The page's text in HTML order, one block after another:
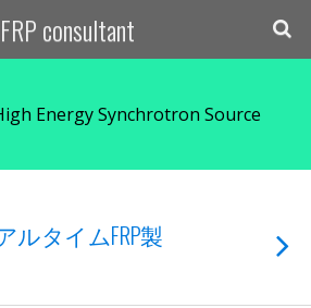
FRP consultant
Energy Synchrotron Source
ルタイムFRP製